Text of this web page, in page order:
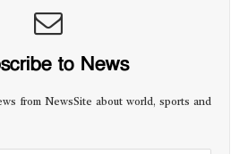
to News
from NewsSite about world, sports and